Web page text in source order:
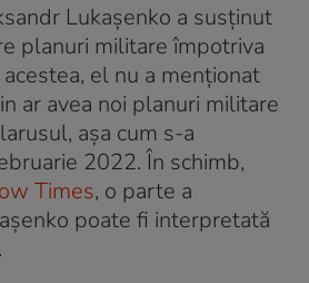
Lukașenko a susținut
planuri militare împotriva
el nu a menționat
ar avea noi planuri militare
așa cum s-a
2022. În schimb,
Times, o parte a
poate fi interpretată